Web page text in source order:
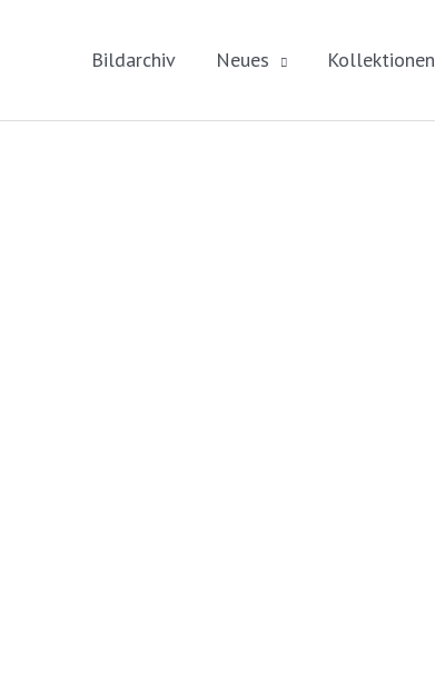
Bildarchiv Neues Kollektionen